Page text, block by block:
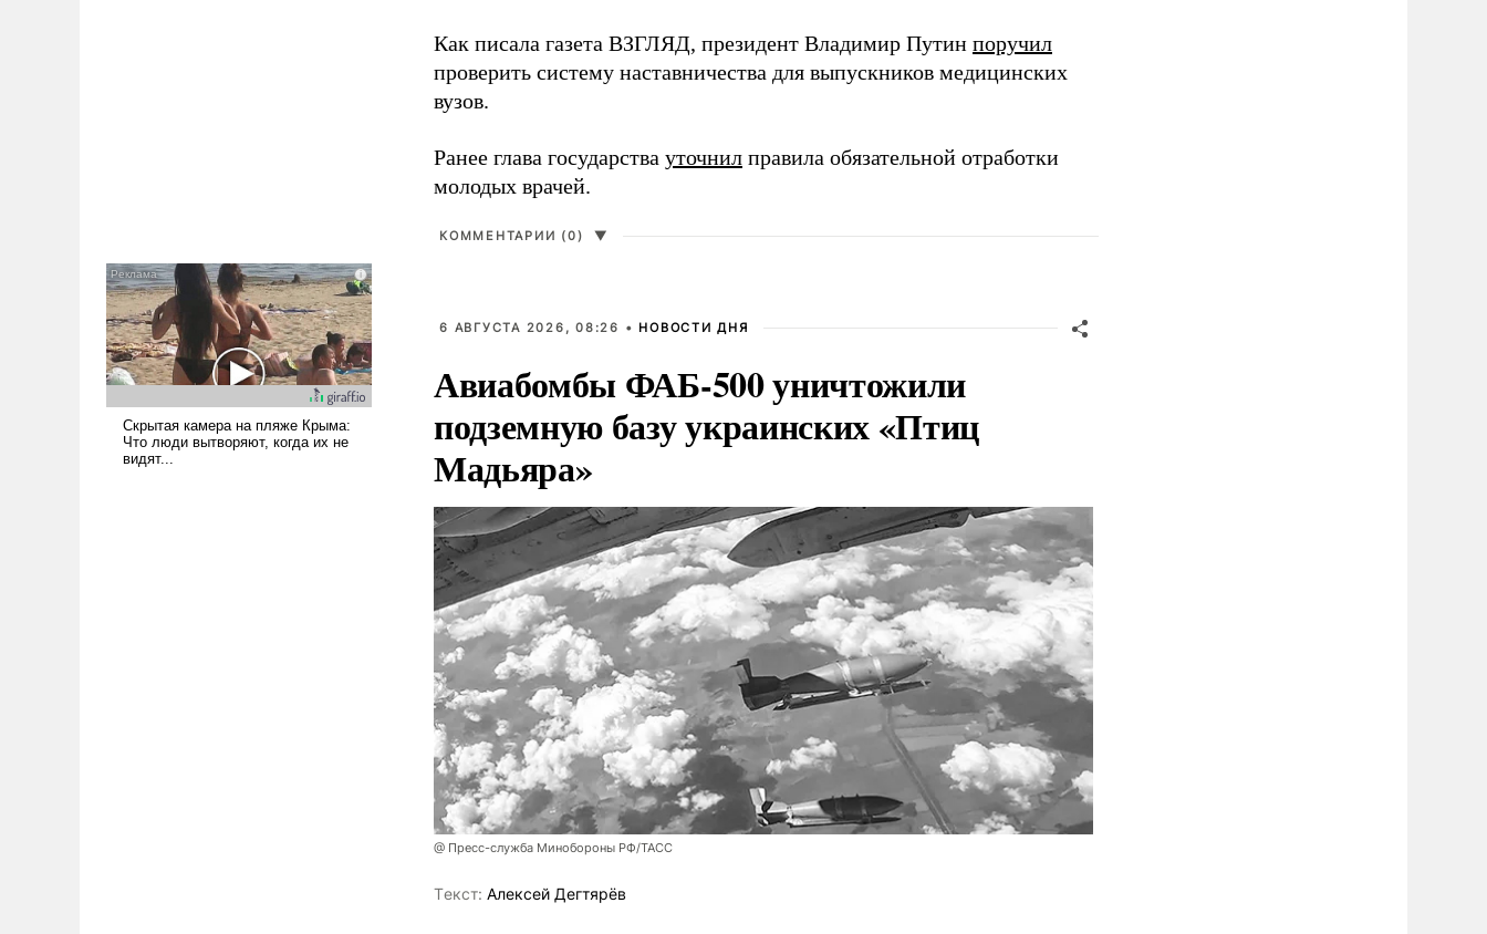
Как писала газета ВЗГЛЯД, президент Владимир Путин поручил
проверить систему наставничества для выпускников медицинских
вузов.
Ранее глава государства уточнил правила обязательной отработки
молодых врачей.
КОММЕНТАРИИ (0) ▼
6 АВГУСТА 2026, 08:26 • НОВОСТИ ДНЯ
Авиабомбы ФАБ-500 уничтожили
подземную базу украинских «Птиц
Мадьяра»
@ Пресс-служба Минобороны РФ/ТАСС
Tекст: Алексей Дегтярёв